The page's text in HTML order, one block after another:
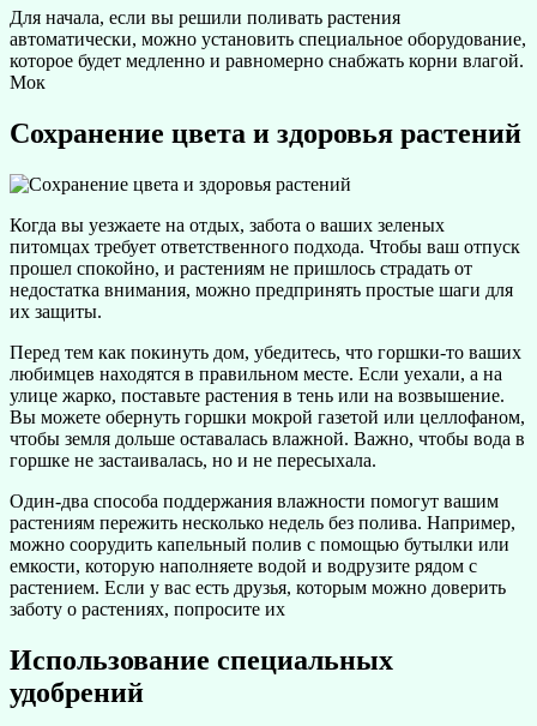
Для начала, если вы решили поливать растения
автоматически, можно установить специальное оборудование,
которое будет медленно и равномерно снабжать корни влагой.
Мок
Сохранение цвета и здоровья растений
Когда вы уезжаете на отдых, забота о ваших зеленых
питомцах требует ответственного подхода. Чтобы ваш отпуск
прошел спокойно, и растениям не пришлось страдать от
недостатка внимания, можно предпринять простые шаги для
их защиты.
Перед тем как покинуть дом, убедитесь, что горшки-то ваших
любимцев находятся в правильном месте. Если уехали, а на
улице жарко, поставьте растения в тень или на возвышение.
Вы можете обернуть горшки мокрой газетой или целлофаном,
чтобы земля дольше оставалась влажной. Важно, чтобы вода в
горшке не застаивалась, но и не пересыхала.
Один-два способа поддержания влажности помогут вашим
растениям пережить несколько недель без полива. Например,
можно соорудить капельный полив с помощью бутылки или
емкости, которую наполняете водой и водрузите рядом с
растением. Если у вас есть друзья, которым можно доверить
заботу о растениях, попросите их
Использование специальных
удобрений